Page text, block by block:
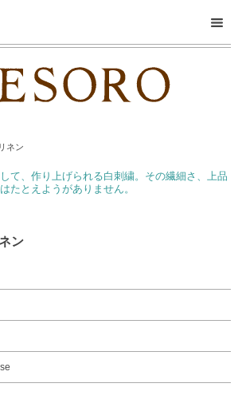
ネン
て、作り上げられる白刺繍。その繊細さ、上品
たとえようがありません。
ン